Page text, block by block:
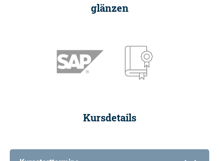
glänzen
Kursdetails